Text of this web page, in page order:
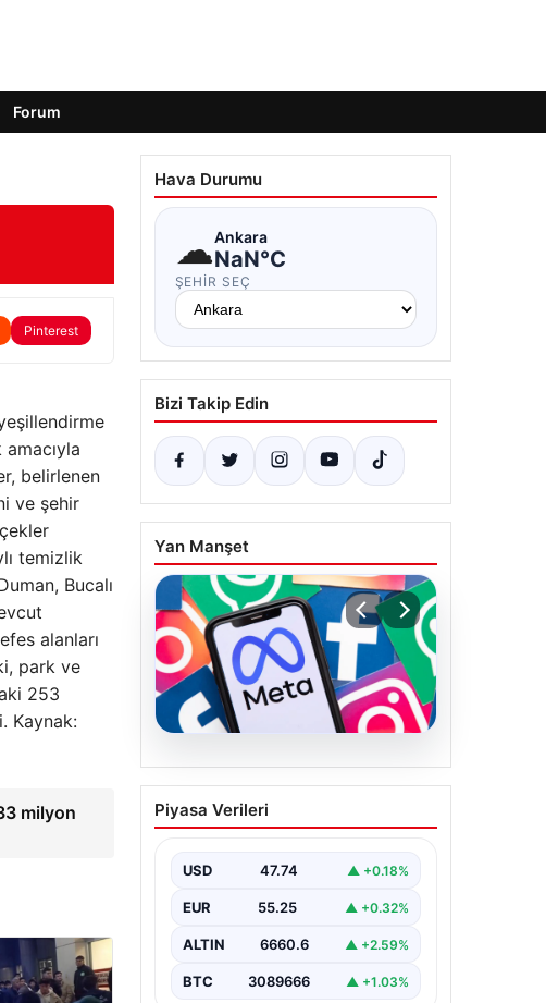
Forum
Pinterest
amacıyla
belirlenen
ve şehir
temizlik
Bucalı
alanları
park ve
253
Kaynak:
milyon
Hava Durumu
☁Ankara
NaN°C
ŞEHIR SEÇ
Bizi Takip Edin
Yan Manşet
07.08.2026
Meta’ya çocuk güvenliği
davasında 567 milyon
Piyasa Verileri
USD 47.74 ▲ +0.18%
EUR 55.25 ▲ +0.32%
ALTIN 6660.6 ▲ +2.59%
BTC 3089666 ▲ +1.03%